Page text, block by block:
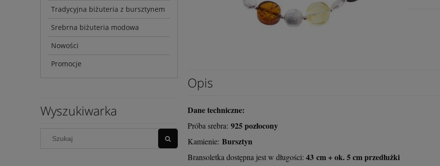
Tradycyjna biżuteria z bursztynem
Srebrna biżuteria modowa
Nowości
Promocje
Wyszukiwarka
Opis
Dane techniczne:
Próba srebra: 925 pozłocony
Kamienie: Bursztyn
Bransoletka dostępna jest w długości: 43 cm + ok. 5 cm przedłużki